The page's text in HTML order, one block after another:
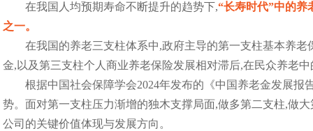
在我国人均预期寿命不断提升的趋势下,“长寿时代”中的养
之一。
在我国的养老三支柱体系中,政府主导的第一支柱基本养
金,以及第三支柱个人商业养老保险发展相对滞后,在民众养老
根据中国社会保障学会2024年发布的《中国养老金发展
势。面对第一支柱压力渐增的独木支撑局面,做多第二支柱,做
公司的关键价值体现与发展方向。